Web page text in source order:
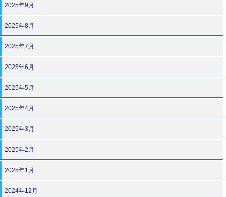
2025年9月
2025年8月
2025年7月
2025年6月
2025年5月
2025年4月
2025年3月
2025年2月
2025年1月
2024年12月